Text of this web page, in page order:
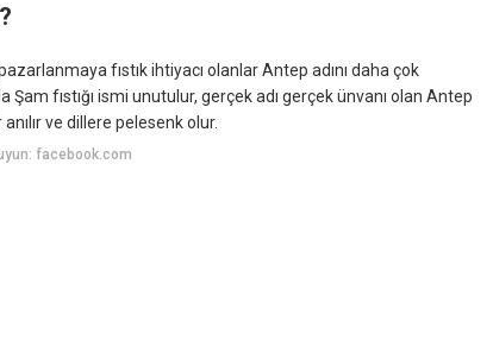
fıstık ihtiyacı olanlar Antep adını daha çok
fıstığı ismi unutulur, gerçek adı gerçek ünvanı olan Antep
anılır ve dillere pelesenk olur.
facebook.com